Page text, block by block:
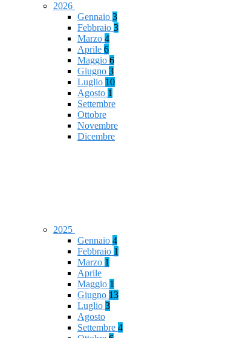
2026
Gennaio 3
Febbraio 3
Marzo 4
Aprile 6
Maggio 6
Giugno 3
Luglio 10
Agosto 1
Settembre
Ottobre
Novembre
Dicembre
2025
Gennaio 4
Febbraio 1
Marzo 1
Aprile
Maggio 1
Giugno 13
Luglio 3
Agosto
Settembre 4